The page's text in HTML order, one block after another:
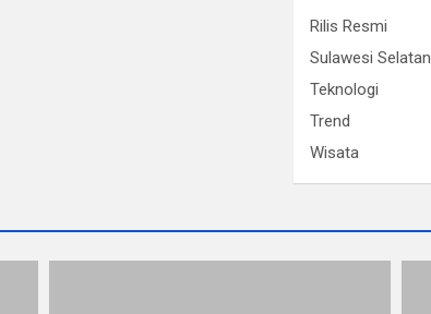
Rilis Resmi
Sulawesi Selatan
Teknologi
Trend
Wisata